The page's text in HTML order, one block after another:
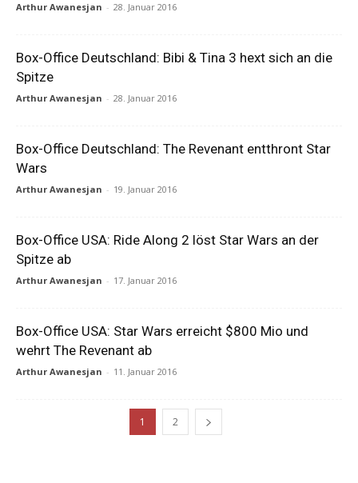
Arthur Awanesjan - 28. Januar 2016
Box-Office Deutschland: Bibi & Tina 3 hext sich an die
Spitze
Arthur Awanesjan - 28. Januar 2016
Box-Office Deutschland: The Revenant entthront Star
Wars
Arthur Awanesjan - 19. Januar 2016
Box-Office USA: Ride Along 2 löst Star Wars an der
Spitze ab
Arthur Awanesjan - 17. Januar 2016
Box-Office USA: Star Wars erreicht $800 Mio und
wehrt The Revenant ab
Arthur Awanesjan - 11. Januar 2016
1 2